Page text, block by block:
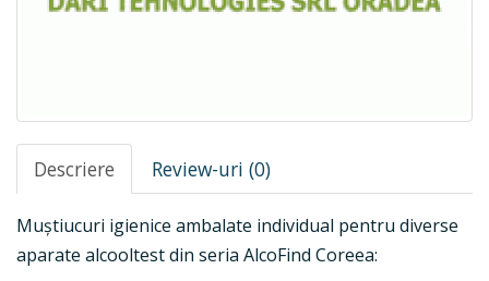
Descriere Review-uri (0)
Muștiucuri igienice ambalate individual pentru diverse
aparate alcooltest din seria AlcoFind Coreea: